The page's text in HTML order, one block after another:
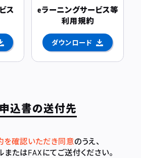
ス
eラーニングサービス等
利用規約
ダウンロード
込書の送付先
を確認いただき同意のうえ、
たはFAXにてご送付ください。